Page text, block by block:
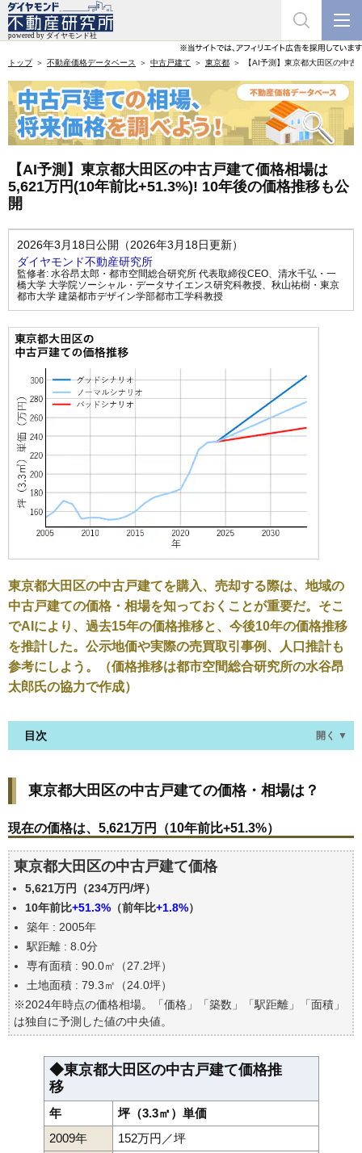
トップ 不動産価格データベース 中古戸建て 東京都 【AI予測】東京都大田区の中
【AI予測】東京都大田区の中古戸建て価格相場は
5,621万円(10年前比+51.3%)! 10年後の価格推移も公
開
2026年3月18日公開（2026年3月18日更新）
ダイヤモンド不動産研究所
監修者: 水谷昂太郎・都市空間総合研究所 代表取締役CEO、 清水千弘・一
橋大学 大学院ソーシャル・データサイエンス研究科教授、 秋山祐樹・東京
都市大学 建築都市デザイン学部都市工学科教授
東京都大田区の中古戸建てを購入、売却する際は、地域の
中古戸建ての価格・相場を知っておくことが重要だ。そこ
でAIにより、過去15年の価格推移と、今後10年の価格推移
を推計した。公示地価や実際の売買取引事例、人口推計も
参考にしよう。（価格推移は都市空間総合研究所の水谷昂
太郎氏の協力で作成）
目次 開く ▼
現在の価格は、5,621万円（10年前比+51.3%）
価格を詳細に分析しよう
築年数で価格はどうなる？
東京都大田区の中古戸建ての過去の売買事例
公示地価はいくら
エリアの将来性を人口予想から検討しよう
自分の年収でいくらの不動産が買える？
東京都大田区の中古戸建ての価格・相場は？
現在の価格は、5,621万円（10年前比+51.3%）
東京都大田区の中古戸建て価格
5,621万円（234万円/坪）
10年前比+51.3% （前年比+1.8%）
築年 : 2005年
駅距離 : 8.0分
専有面積 : 90.0㎡（27.2坪）
土地面積 : 79.3㎡（24.0坪）
※2024年時点の価格相場。「価格」「築数」「駅距離」「面積」
は独自に予測した値の中央値。
◆東京都大田区の中古戸建て価格推
移
年
坪（3.3㎡）単価
2009年
152万円／坪